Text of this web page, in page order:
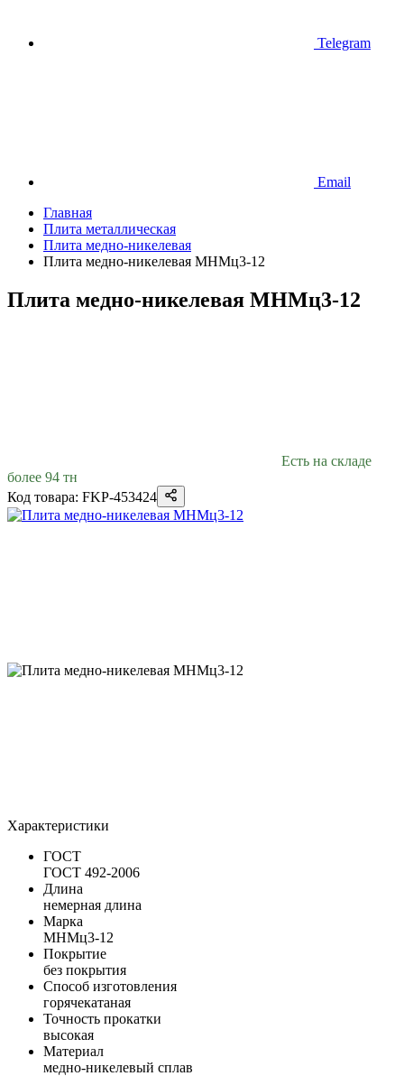
Telegram
Email
Главная
Плита металлическая
Плита медно-никелевая
Плита медно-никелевая МНМц3-12
Плита медно-никелевая МНМц3-12
Есть на складе
более 94 тн
Код товара: FKP-453424
Характеристики
ГОСТ
ГОСТ 492-2006
Длина
немерная длина
Марка
МНМц3-12
Покрытие
без покрытия
Способ изготовления
горячекатаная
Точность прокатки
высокая
Материал
медно-никелевый сплав